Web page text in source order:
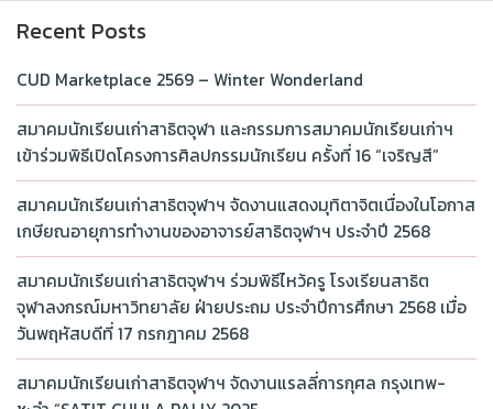
Recent Posts
CUD Marketplace 2569 – Winter Wonderland
สมาคมนักเรียนเก่าสาธิตจุฬา และกรรมการสมาคมนักเรียนเก่าฯ
เข้าร่วมพิธีเปิดโครงการศิลปกรรมนักเรียน ครั้งที่ 16 “เจริญสี”
สมาคมนักเรียนเก่าสาธิตจุฬาฯ จัดงานแสดงมุทิตาจิตเนื่องในโอกาส
เกษียณอายุการทำงานของอาจารย์สาธิตจุฬาฯ ประจำปี 2568
สมาคมนักเรียนเก่าสาธิตจุฬาฯ ร่วมพิธีไหว้ครู โรงเรียนสาธิต
จุฬาลงกรณ์มหาวิทยาลัย ฝ่ายประถม ประจำปีการศึกษา 2568 เมื่อ
วันพฤหัสบดีที่ 17 กรกฎาคม 2568
สมาคมนักเรียนเก่าสาธิตจุฬาฯ จัดงานแรลลี่การกุศล กรุงเทพ-